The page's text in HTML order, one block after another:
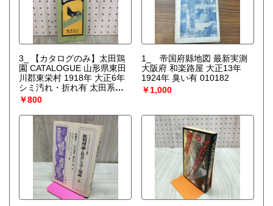
3_ 【カタログのみ】太田鶏
園 CATALOGUE 山形県東田
川郡東栄村 1918年 大正6年
シミ汚れ・折れ有 太田系褐
色レッグホーン 出羽 ニワト
￥800
1_ 帝国府縣地図 最新実測
大阪府 和楽路屋 大正13年
1924年 臭い有 010182
￥1,000